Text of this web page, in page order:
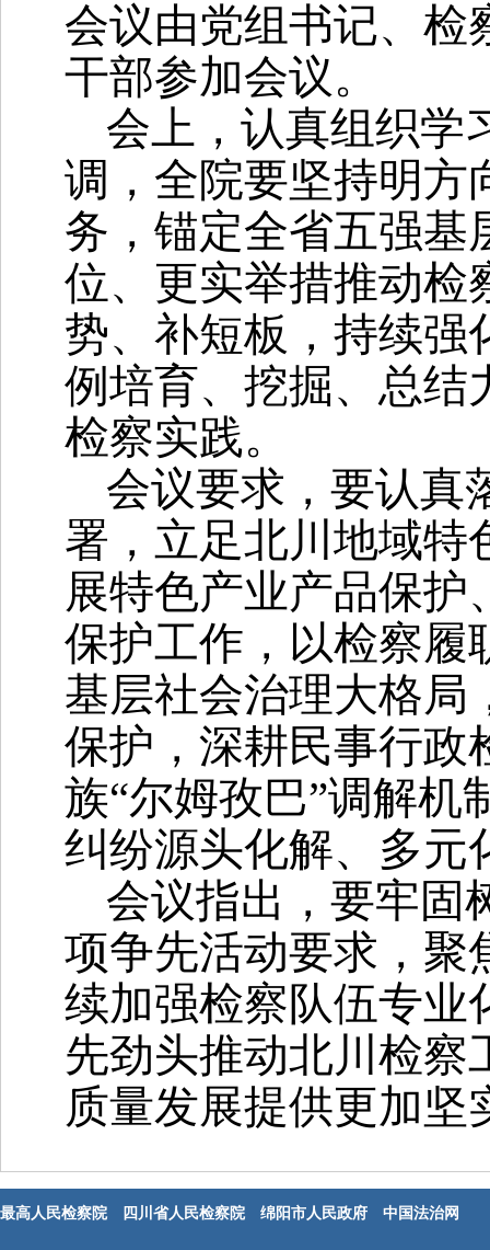
会议由党组书记、检
干部参加会议。
会上，认真组织学
调，全院要坚持明方
务，锚定全省五强基
位、更实举措推动检
势、补短板，持续强
例培育、挖掘、总结
检察实践。
会议要求，要认真
署，立足北川地域特
展特色产业产品保护
保护工作，以检察履
基层社会治理大格局
保护，深耕民事行政
族“尔姆孜巴”调解机
纠纷源头化解、多元
会议指出，要牢固
项争先活动要求，聚
续加强检察队伍专业
先劲头推动北川检察
质量发展提供更加坚
最高人民检察院 四川省人民检察院 绵阳市人民政府 中国法治网